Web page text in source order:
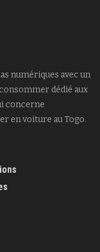
numériques avec un
dédié aux
concerne
en voiture au Togo.